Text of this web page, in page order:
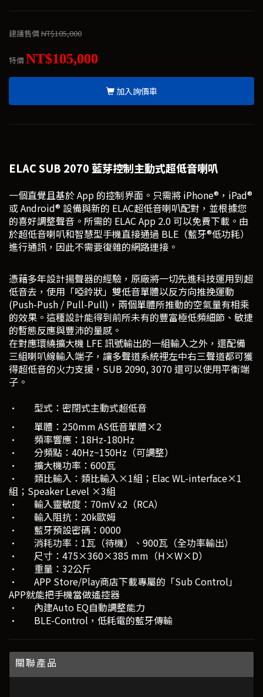
建議售價NT$105,000
特價NT$105,000
加入詢價車
ELAC SUB 2070 藍芽控制主動式超低音喇叭
一個直覺且基於 App 的控制界面。只需將 iPhone®，iPad®
或 Android® 設備與新的 ELAC超低音喇叭配對，並根據您
的喜好調整聲音。所需的 ELAC App 2.0 可以免費下載。由
於超低音喇叭和智慧型手機直接通過 BLE（藍牙®低功耗）
進行通訊，因此不需要復雜的網路連接。
憑藉多年設計揚聲器的經驗，原廠將一切先進科技運用到超
低音去，使用「啞鈴狀」雙低音單體以反方向推挽運動
(Push-Push / Pull-Pull)，兩個單體所推動的空氣量有相乘
的效果。這種設計能得到前所未有的豐富極低頻細節、敏捷
的暫態反應與豐沛的量感。
在對應環繞擴大機 LFE 訊號輸出的一組輸入之外，還配備
三組喇叭線輸入端子，讓多聲道系統裡左中右三聲道都可獲
得超低音的火力支援，SUB 2090, 3070 還可以使用平衡端
子。
· 型式：密閉式主動式超低音
· 單體：250mm AS低音單體×2
· 頻率響應：18Hz-180Hz
· 分頻點：40Hz~150Hz（可調整）
· 擴大機功率：600瓦
· 類比輸入：類比輸入×1組；Elac WL-interface×1
組；Speaker Level ×3組
· 輸入靈敏度：70mV x2（RCA）
· 輸入阻抗：20k歐姆
· 藍牙預設密碼：0000
· 消耗功率：1瓦（待機）、900瓦（全功率輸出）
· 尺寸：475×360×385 mm（H×W×D）
· 重量：32公斤
· APP Store/Play商店下載專屬的「Sub Control」
APP就能把手機當做遙控器
· 內建Auto EQ自動調整能力
· BLE-Control，低耗電的藍牙傳輸
關聯產品